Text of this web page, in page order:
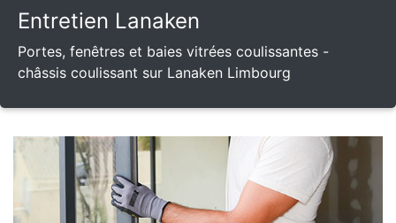
Entretien Lanaken
Portes, fenêtres et baies vitrées coulissantes -
châssis coulissant sur Lanaken Limbourg